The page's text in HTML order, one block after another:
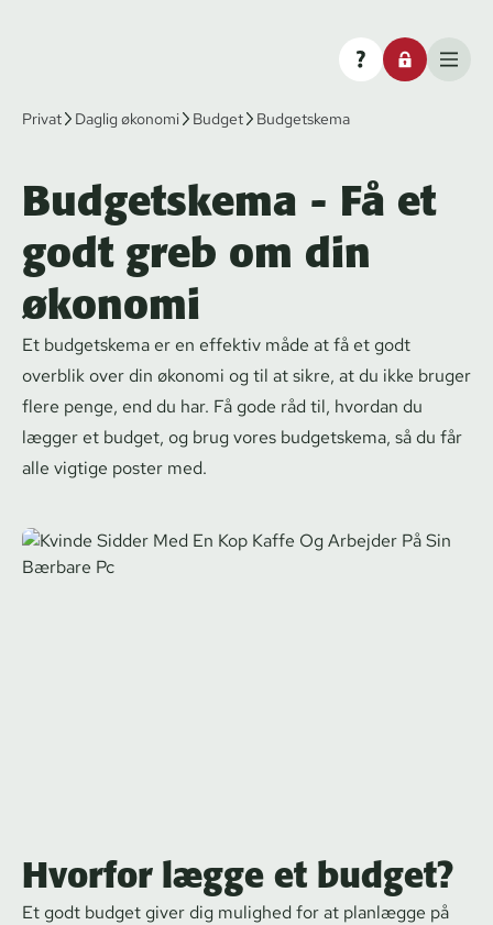
Privat Daglig økonomi Budget Budgetskema
Budgetskema - Få et
godt greb om din
økonomi
Et budgetskema er en effektiv måde at få et godt
overblik over din økonomi og til at sikre, at du ikke bruger
flere penge, end du har. Få gode råd til, hvordan du
lægger et budget, og brug vores budgetskema, så du får
alle vigtige poster med.
Hvorfor lægge et budget?
Et godt budget giver dig mulighed for at planlægge på